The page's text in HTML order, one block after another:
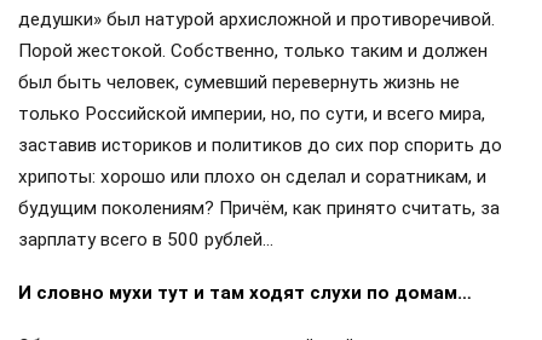
дедушки» был натурой архисложной и противоречивой.
Порой жестокой. Собственно, только таким и должен
был быть человек, сумевший перевернуть жизнь не
только Российской империи, но, по сути, и всего мира,
заставив историков и политиков до сих пор спорить до
хрипоты: хорошо или плохо он сделал и соратникам, и
будущим поколениям? Причём, как принято считать, за
зарплату всего в 500 рублей…
И словно мухи тут и там ходят слухи по домам…